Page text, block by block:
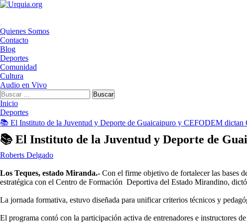
Saltar
Menú
principal
Quienes Somos
Contacto
Blog
Deportes
Comunidad
Cultura
Audio en Vivo
Buscar:
Inicio
Deportes
📚 El Instituto de la Juventud y Deporte de Guaicaipuro y CEFODEM dictan
📚 El Instituto de la Juventud y Deporte de
Roberts Delgado
Los Teques, estado Miranda.- ‎Con el firme objetivo de fortalecer las bases
estratégica con el Centro de Formación Deportiva del Estado Mirandino,
‎​La jornada formativa, estuvo diseñada para unificar criterios técnicos y
‎El programa contó con la participación activa de entrenadores e instructores